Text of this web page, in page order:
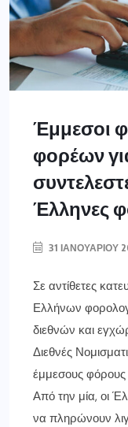
Έμμεσοι
φορέων
Έλληνες
31 ΙΑΝΟΥΑΡΊΟΥ
Σε αντίθετες
Ελλήνων
διεθνών και
Διεθνές
έμμεσους
Από την μία, οι
να πληρώνουν